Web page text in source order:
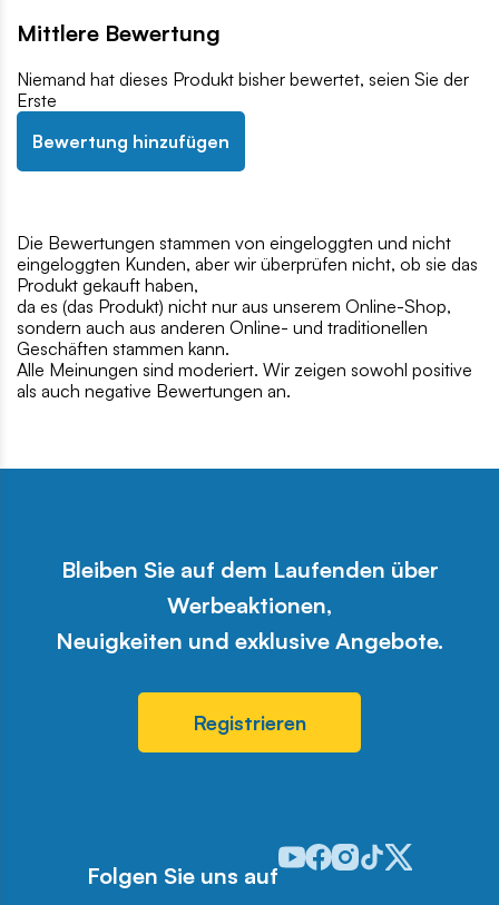
Mittlere Bewertung
Niemand hat dieses Produkt bisher bewertet, seien Sie der
Erste
Bewertung hinzufügen
Die Bewertungen stammen von eingeloggten und nicht
eingeloggten Kunden, aber wir überprüfen nicht, ob sie das
Produkt gekauft haben,
da es (das Produkt) nicht nur aus unserem Online-Shop,
sondern auch aus anderen Online- und traditionellen
Geschäften stammen kann.
Alle Meinungen sind moderiert. Wir zeigen sowohl positive
als auch negative Bewertungen an.
Bleiben Sie auf dem Laufenden über
Werbeaktionen,
Neuigkeiten und exklusive Angebote.
Registrieren
Folgen Sie uns auf
Odwiedź nasz profil w
Odwiedź nasz profil w
Odwiedź nasz profil w
Odwiedź nasz
Odwiedź nasz